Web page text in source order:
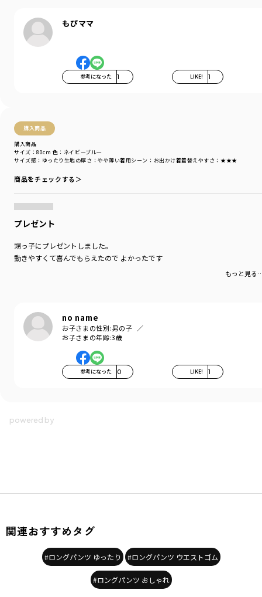
もぴママ
参考になった 1 LIKE! 1
購入商品
購入商品
サイズ感 ：ゆったり 生地の厚さ ：やや薄い着用シーン ：お出かけ着着替えやすさ ：★★★
サイズ：80cm 色：ネイビーブルー
商品をチェックする＞
プレゼント
甥っ子にプレゼントしました。
動きやすくて喜んでもらえたので よかったです
もっと見る
no name
お子さまの性別:男の子
お子さまの年齢:3歳
参考になった 0 LIKE! 1
関連おすすめタグ
#ロングパンツ ゆったり #ロングパンツ ウエストゴム
#ロングパンツ おしゃれ